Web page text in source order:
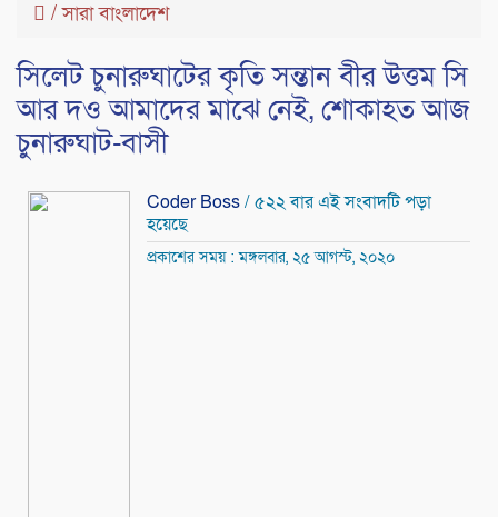
/সারা বাংলাদেশ
সিলেট চুনারুঘাটের কৃতি সন্তান বীর উত্তম সি
আর দও আমাদের মাঝে নেই, শোকাহত আজ
চুনারুঘাট-বাসী
Coder Boss/ ৫২২ বার এই সংবাদটি পড়া
হয়েছে
প্রকাশের সময় : মঙ্গলবার, ২৫ আগস্ট, ২০২০